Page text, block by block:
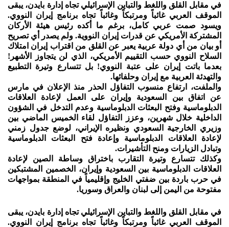
في مقابل القلق واللغط والتباين الإسرائيلي تجاه إدارة بايدن، يبقى
الموقف العربي غائباً ومرتبكاً وغائباً تجاه برنامج إيران النووي.
ويسود صمت عربي كامل، برغم ما أكده رئيس هيئة الأركان
المشتركة الأمريكي عن قدرات إيران النووية. ولم يصدر أي تصريح
أو بيان من أي دولة عربية يعبر عن القلق من اقتراب إيران امتلاك
السلاح النووي حسب التقييم الأمريكي، الذي لن يتجاوز الأشهر!
بعدما باتت إيران على عتبة النووي! بل تتسارع وتيرة التطبيع
والتهدئة العربية مع إيران وحلفائها.
والملفت، ارتفاع منسوب التفاؤل الحذر منذ الإعلان في مارس
عن اتفاق بين السعودية وإيران على العمل لإعادة العلاقات
الدبلوماسية وفتح البعثات الدبلوماسية وعدم التدخل في الشؤون
الداخلية خلال شهرين، وعزز التفاؤل لقاء الخميس الماضي بين
وزيري الخارجية السعودي ونظيره الإيراني، لوضع جدول زمني
لإعادة العلاقات الدبلوماسية وإعادة فتح البعثات الدبلوماسية
وتبادل الزيارات ومنح التأشيرات.
وكذلك تتسارع وتيرة التقارب باختراق وساطة الصين لإعادة
العلاقات الدبلوماسية بين السعودية وإيران، الخصمين المشتبكين
في حرب باردة بين ضفتي الخليج وإقليمياً في المنطقة بمواجهات
مفتوحة من اليمن إلى لبنان والعراق وسوريا.
في مقابل القلق واللغط والتباين الإسرائيلي تجاه إدارة بايدن، يبقى
الموقف العربي غائباً ومرتبكاً وغائباً تجاه برنامج إيران النووي.